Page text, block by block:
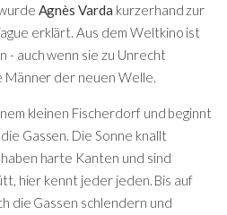
Agnès Varda kurzerhand zur
erklärt. Aus dem Weltkino ist
- auch wenn sie zu Unrecht
Männer der neuen Welle.
kleinen Fischerdorf und beginnt
Gassen. Die Sonne knallt
harte Kanten und sind
hier kennt jeder jeden. Bis auf
die Gassen schlendern und